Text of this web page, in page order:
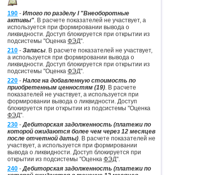
190 - Итого по разделу I "Внеоборотные
активы". В расчете показателей не участвует, а
используется при формировании вывода о
ликвидности. Доступ блокируется при открытии из
подсистемы "Оценка ФЭД".
210 - Запасы. В расчете показателей не участвует,
а используется при формировании вывода о
ликвидности. Доступ блокируется при открытии из
подсистемы "Оценка ФЭД".
220 - Налог на добавленную стоимость по
приобретенным ценностям (19). В расчете
показателей не участвует, а используется при
формировании вывода о ликвидности. Доступ
блокируется при открытии из подсистемы "Оценка
ФЭД".
230 -Дебиторская задолженность (платежи по
которой ожидаются более чем через 12 месяцев
после отчетной даты). В расчете показателей не
участвует, а используется при формировании
вывода о ликвидности. Доступ блокируется при
открытии из подсистемы "Оценка ФЭД".
240 -Дебиторская задолженность (платежи по